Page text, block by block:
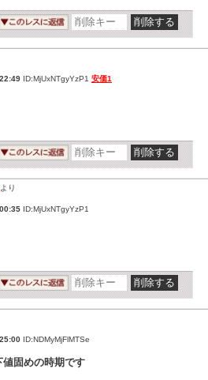
ID:MjUxNTgyYzP1 安価1
より
ID:MjUxNTgyYzP1
ID:NDMyMjFlMTSe
固めの時期です